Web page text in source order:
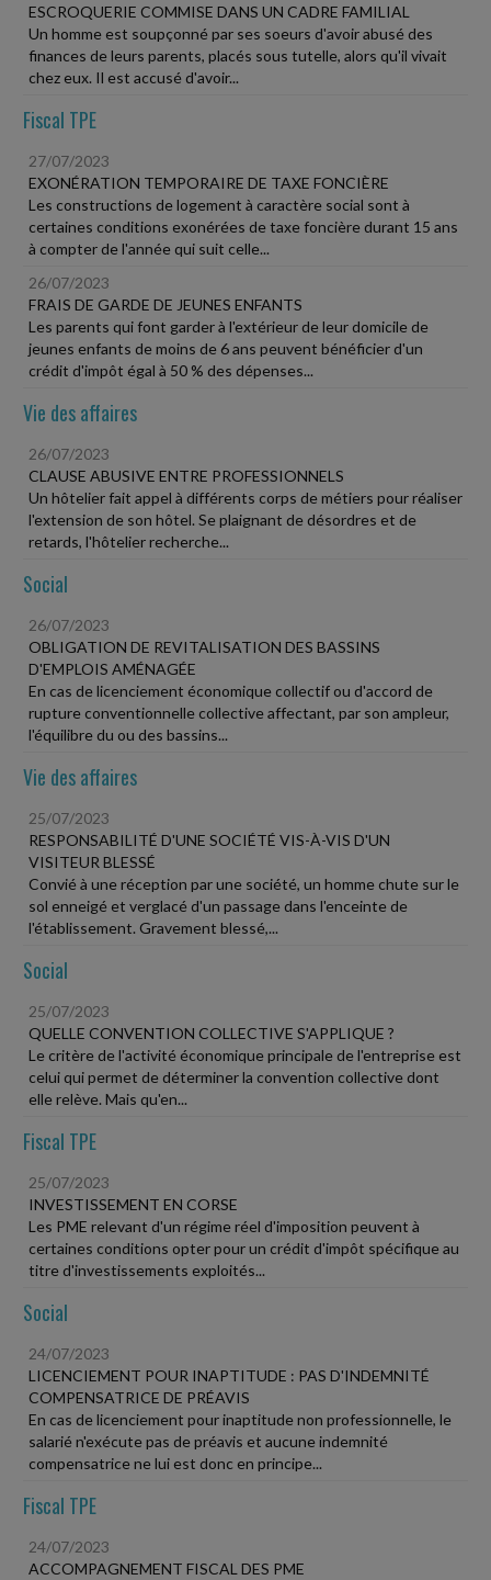
ESCROQUERIE COMMISE DANS UN CADRE FAMILIAL
Un homme est soupçonné par ses soeurs d'avoir abusé des
finances de leurs parents, placés sous tutelle, alors qu'il vivait
chez eux. Il est accusé d'avoir...
Fiscal TPE
27/07/2023
EXONÉRATION TEMPORAIRE DE TAXE FONCIÈRE
Les constructions de logement à caractère social sont à
certaines conditions exonérées de taxe foncière durant 15 ans
à compter de l'année qui suit celle...
26/07/2023
FRAIS DE GARDE DE JEUNES ENFANTS
Les parents qui font garder à l'extérieur de leur domicile de
jeunes enfants de moins de 6 ans peuvent bénéficier d'un
crédit d'impôt égal à 50 % des dépenses...
Vie des affaires
26/07/2023
CLAUSE ABUSIVE ENTRE PROFESSIONNELS
Un hôtelier fait appel à différents corps de métiers pour réaliser
l'extension de son hôtel. Se plaignant de désordres et de
retards, l'hôtelier recherche...
Social
26/07/2023
OBLIGATION DE REVITALISATION DES BASSINS
D'EMPLOIS AMÉNAGÉE
En cas de licenciement économique collectif ou d'accord de
rupture conventionnelle collective affectant, par son ampleur,
l'équilibre du ou des bassins...
Vie des affaires
25/07/2023
RESPONSABILITÉ D'UNE SOCIÉTÉ VIS-À-VIS D'UN
VISITEUR BLESSÉ
Convié à une réception par une société, un homme chute sur le
sol enneigé et verglacé d'un passage dans l'enceinte de
l'établissement. Gravement blessé,...
Social
25/07/2023
QUELLE CONVENTION COLLECTIVE S'APPLIQUE ?
Le critère de l'activité économique principale de l'entreprise est
celui qui permet de déterminer la convention collective dont
elle relève. Mais qu'en...
Fiscal TPE
25/07/2023
INVESTISSEMENT EN CORSE
Les PME relevant d'un régime réel d'imposition peuvent à
certaines conditions opter pour un crédit d'impôt spécifique au
titre d'investissements exploités...
Social
24/07/2023
LICENCIEMENT POUR INAPTITUDE : PAS D'INDEMNITÉ
COMPENSATRICE DE PRÉAVIS
En cas de licenciement pour inaptitude non professionnelle, le
salarié n'exécute pas de préavis et aucune indemnité
compensatrice ne lui est donc en principe...
Fiscal TPE
24/07/2023
ACCOMPAGNEMENT FISCAL DES PME